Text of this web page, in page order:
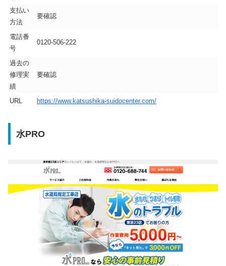
支払い
方法
要確認
電話番
号
0120-506-222
過去の
修理実
績
要確認
URL https://www.katsushika-suidocenter.com/
水PRO